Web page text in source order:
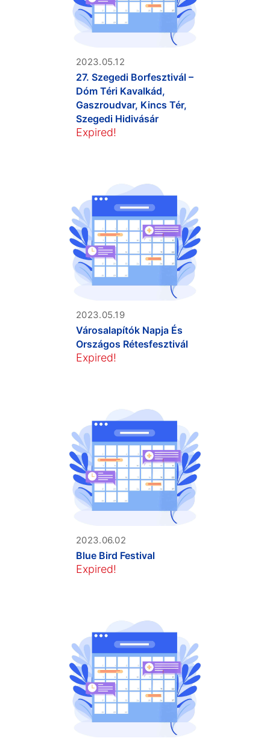
2023.05.12
27. Szegedi Borfesztivál –
Dóm Téri Kavalkád,
Gaszroudvar, Kincs Tér,
Szegedi Hidivásár
Expired!
2023.05.19
Városalapítók Napja És
Országos Rétesfesztivál
Expired!
2023.06.02
Blue Bird Festival
Expired!